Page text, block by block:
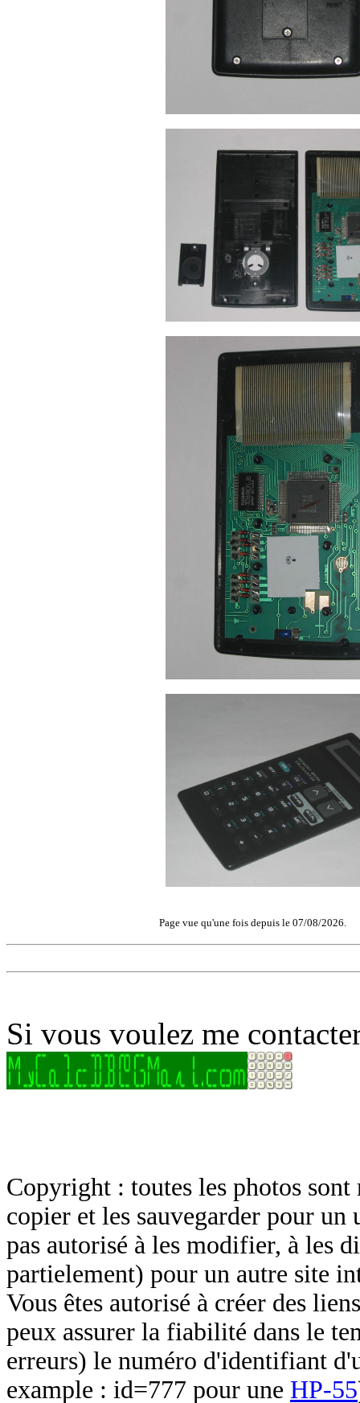
Page vue qu'une fois depuis le 07/08/2026.
Si vous voulez me
Copyright : toutes les photos sont
copier et les sauvegarder pour un
pas autorisé à les modifier, à les
partielement) pour un autre site
Vous êtes autorisé à créer des
peux assurer la fiabilité dans le
erreurs) le numéro d'identifiant
example : id=777 pour une HP-55